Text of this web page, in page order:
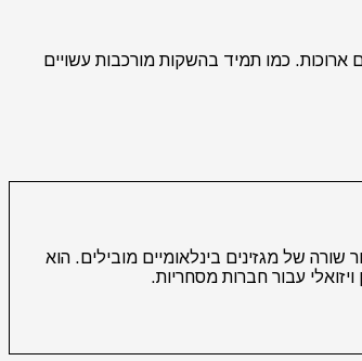
ארוכות. כמו תמיד בהשקות מורכבות עשויים
מגה פיקסל. הוא מסקר חדשות טכנולוגיה מאז סוף שנות ה-90 וכתב וערך עבור שורה של מגזינים בינלאומיים מובילים. הוא